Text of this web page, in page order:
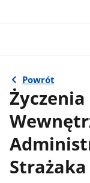
Powrót
Strażaka